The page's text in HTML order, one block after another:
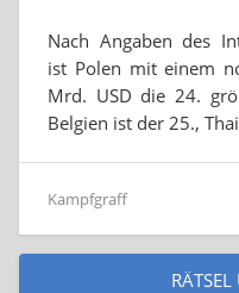
Nach Angaben des
ist Polen mit einem
Mrd. USD die 24.
Belgien ist der 25.,
Kampfgraff